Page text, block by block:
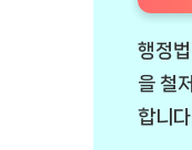
행정
을 철
합니